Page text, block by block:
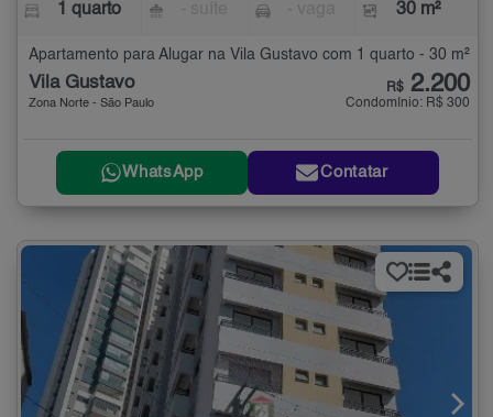
1 quarto 30 m²
Apartamento para Alugar na Vila Gustavo com 1 quarto - 30 m²
Vila Gustavo
Zona Norte - São Paulo
R$ 2.200
Condomínio: R$ 300
WhatsApp Contatar